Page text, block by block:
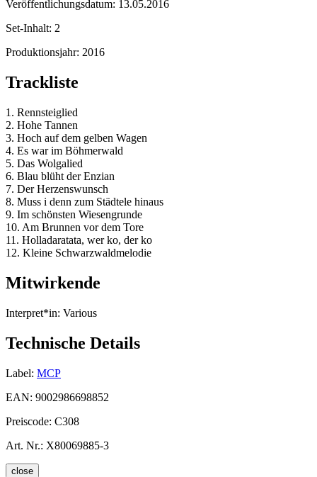
Veröffentlichungsdatum: 13.05.2016
Set-Inhalt: 2
Produktionsjahr: 2016
Trackliste
1. Rennsteiglied
2. Hohe Tannen
3. Hoch auf dem gelben Wagen
4. Es war im Böhmerwald
5. Das Wolgalied
6. Blau blüht der Enzian
7. Der Herzenswunsch
8. Muss i denn zum Städtele hinaus
9. Im schönsten Wiesengrunde
10. Am Brunnen vor dem Tore
11. Holladaratata, wer ko, der ko
12. Kleine Schwarzwaldmelodie
Mitwirkende
Interpret*in: Various
Technische Details
Label: MCP
EAN: 9002986698852
Preiscode: C308
Art. Nr.: X80069885-3
close